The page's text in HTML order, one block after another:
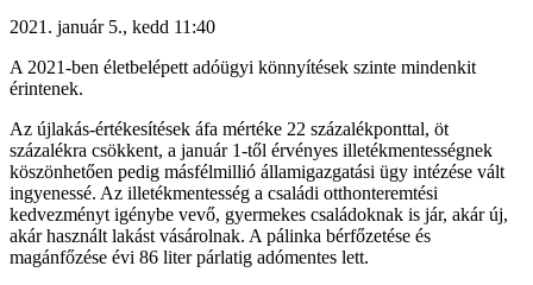
2021. január 5., kedd 11:40
A 2021-ben életbelépett adóügyi könnyítések szinte mindenkit
érintenek.
Az újlakás-értékesítések áfa mértéke 22 százalékponttal, öt
százalékra csökkent, a január 1-től érvényes illetékmentességnek
köszönhetően pedig másfélmillió államigazgatási ügy intézése vált
ingyenessé. Az illetékmentesség a családi otthonteremtési
kedvezményt igénybe vevő, gyermekes családoknak is jár, akár új,
akár használt lakást vásárolnak. A pálinka bérfőzetése és
magánfőzése évi 86 liter párlatig adómentes lett.